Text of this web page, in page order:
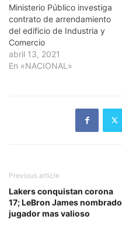
Ministerio Público investiga
contrato de arrendamiento
del edificio de Industria y
Comercio
abril 13, 2021
En «NACIONAL»
Previous article
Lakers conquistan corona
17; LeBron James nombrado
jugador mas valioso